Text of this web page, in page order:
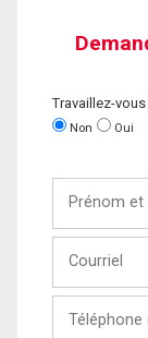
Travaillez-
Non Oui
Nom
(Optionnel)